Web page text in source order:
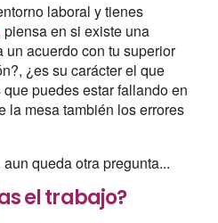
laboral y tienes
piensa en si existe una
acuerdo con tu superior
¿es su carácter el que
puedes estar fallando en
la mesa también los errores
queda otra pregunta...
el trabajo?